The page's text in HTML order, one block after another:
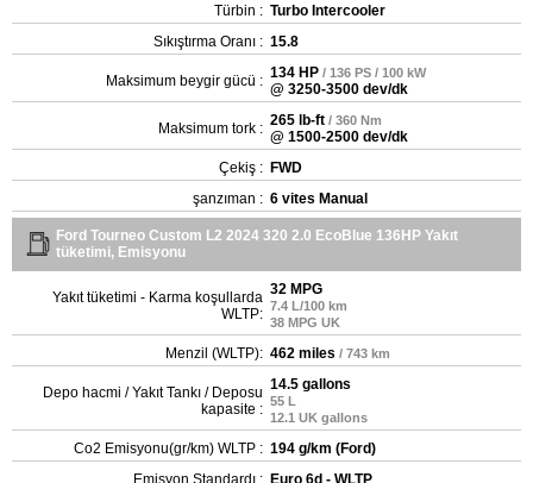
Türbin : Turbo Intercooler
Sıkıştırma Oranı : 15.8
Maksimum beygir gücü : 134 HP / 136 PS / 100 kW
@ 3250-3500 dev/dk
Maksimum tork : 265 lb-ft / 360 Nm
@ 1500-2500 dev/dk
Çekiş : FWD
şanzıman : 6 vites Manual
Ford Tourneo Custom L2 2024 320 2.0 EcoBlue 136HP Yakıt
tüketimi, Emisyonu
Yakıt tüketimi - Karma koşullarda
WLTP:
32 MPG
7.4 L/100 km
38 MPG UK
Menzil (WLTP): 462 miles / 743 km
Depo hacmi / Yakıt Tankı / Deposu
kapasite :
14.5 gallons
55 L
12.1 UK gallons
Co2 Emisyonu(gr/km) WLTP : 194 g/km (Ford)
Emisyon Standardı : Euro 6d - WLTP